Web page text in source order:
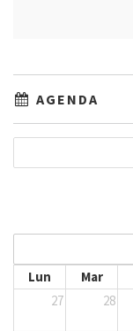
AGENDA
Lun Mar
27
28